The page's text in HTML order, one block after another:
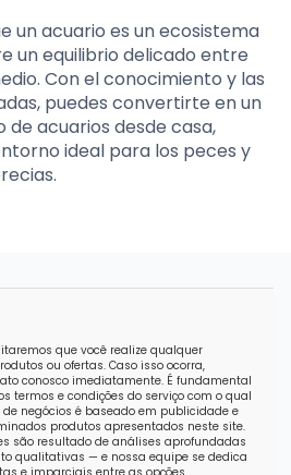
un acuario es un ecosistema
un equilibrio delicado entre
Con el conocimiento y las
puedes convertirte en un
acuarios desde casa,
ideal para los peces y
que você realize qualquer
ou ofertas. Caso isso ocorra,
conosco imediatamente. É fundamental
termos e condições do serviço com o qual
negócios é baseado em publicidade e
produtos apresentados neste site.
são resultado de análises aprofundadas
qualitativas — e nossa equipe se dedica